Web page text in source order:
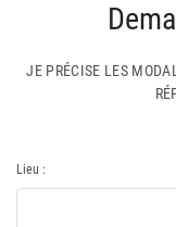
JE PRÉCISE LES
Lieu :